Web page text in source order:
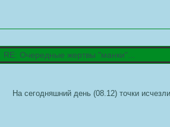
RE: Очередные жертвы "манки"...
На сегодняшний день (08.12) точки